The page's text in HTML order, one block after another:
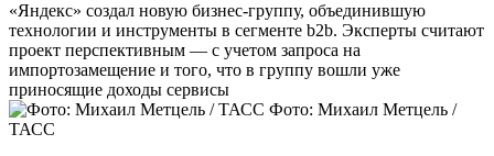
«Яндекс» создал новую бизнес-группу, объединившую
технологии и инструменты в сегменте b2b. Эксперты считают
проект перспективным — с учетом запроса на
импортозамещение и того, что в группу вошли уже
приносящие доходы сервисы
Фото: Михаил Метцель /
ТАСС